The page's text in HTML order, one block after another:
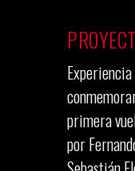
primera
por